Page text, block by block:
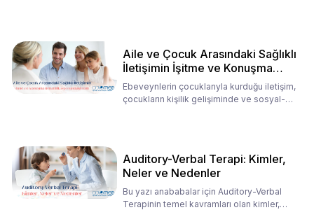
Aile ve Çocuk Arasındaki Sağlıklı
İletişimin İşitme ve Konuşma
Rehabilitasyonundaki Rolü
Ebeveynlerin çocuklarıyla kurduğu iletişim,
çocukların kişilik gelişiminde ve sosyal-
Auditory-Verbal Terapi: Kimler,
Neler ve Nedenler
Bu yazı anababalar için Auditory-Verbal
Terapinin temel kavramları olan kimler,